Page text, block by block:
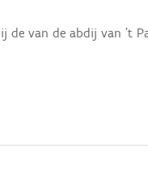
de van de abdij van 't